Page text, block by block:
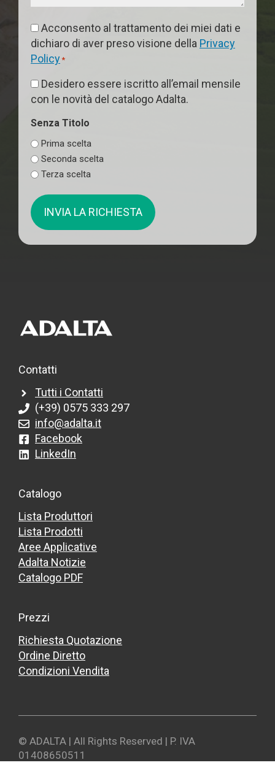
Consenso
*
Acconsento al trattamento dei miei dati e
dichiaro di aver preso visione della Privacy
Policy*
Consenso
Desidero essere iscritto all’email mensile
con le novità del catalogo Adalta.
Senza Titolo
Prima scelta
Seconda scelta
Terza scelta
Contatti
Tutti i Contatti
(+39) 0575 333 297
info@adalta.it
Facebook
LinkedIn
Catalogo
Lista Produttori
Lista Prodotti
Aree Applicative
Adalta Notizie
Catalogo PDF
Prezzi
Richiesta Quotazione
Ordine Diretto
Condizioni Vendita
© ADALTA | All Rights Reserved | P. IVA
01408650511